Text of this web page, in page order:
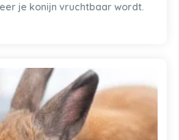
je konijn vruchtbaar wordt.